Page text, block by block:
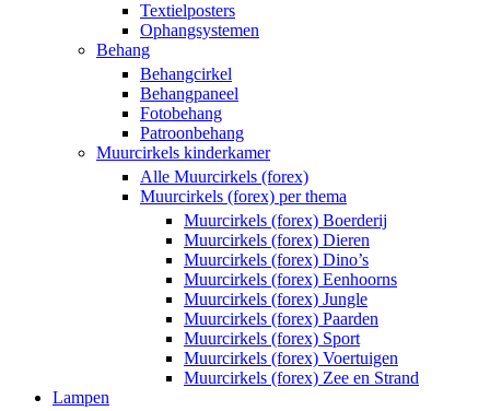
Textielposters
Ophangsystemen
Behang
Behangcirkel
Behangpaneel
Fotobehang
Patroonbehang
Muurcirkels kinderkamer
Alle Muurcirkels (forex)
Muurcirkels (forex) per thema
Muurcirkels (forex) Boerderij
Muurcirkels (forex) Dieren
Muurcirkels (forex) Dino’s
Muurcirkels (forex) Eenhoorns
Muurcirkels (forex) Jungle
Muurcirkels (forex) Paarden
Muurcirkels (forex) Sport
Muurcirkels (forex) Voertuigen
Muurcirkels (forex) Zee en Strand
Lampen